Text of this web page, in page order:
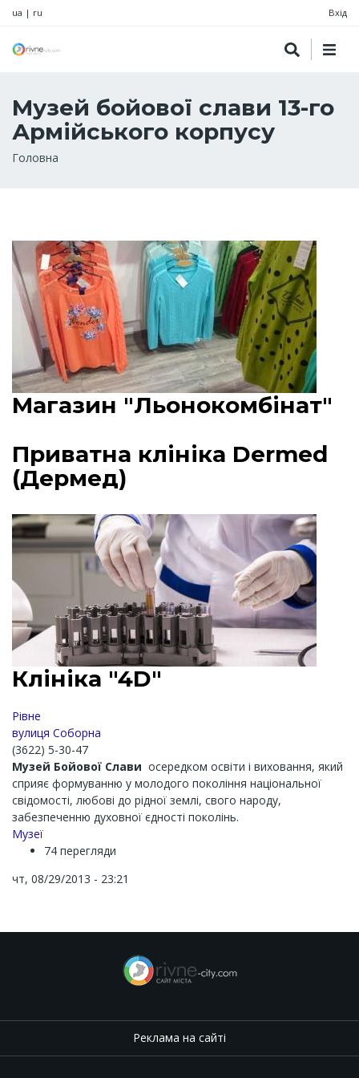
ua | ru Вхід
Музей бойової слави 13-го
Армійського корпусу
Рядок
Головна
Магазин "Льонокомбінат"
Приватна клініка Dermed
(Дермед)
Клініка "4D"
Рівне
вулиця Соборна
(3622) 5-30-47
Музей Бойової Слави осередком освіти і виховання, який
сприяє формуванню у молодого покоління національної
свідомості, любові до рідної землі, свого народу,
забезпеченню духовної єдності поколінь.
Музеї
74 перегляди
чт, 08/29/2013 - 23:21
Реклама на сайті